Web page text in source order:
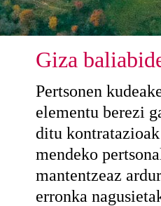
Giza
Pertsonen
elementu berezi
ditu
mendeko
mantentzeaz
erronka